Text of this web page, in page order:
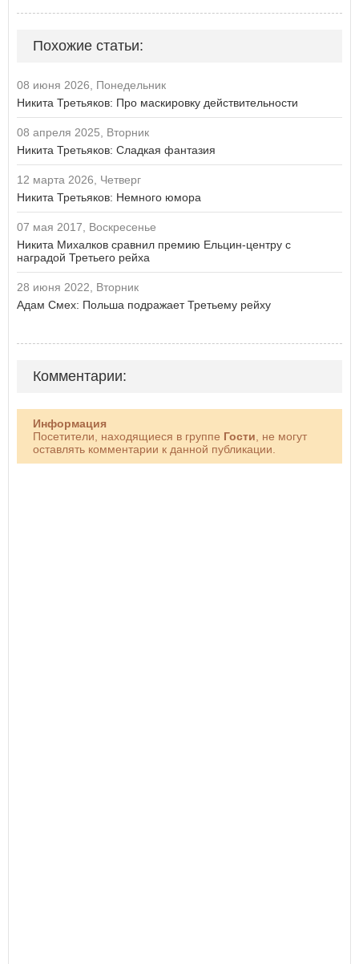
Похожие статьи:
08 июня 2026, Понедельник
Никита Третьяков: Про маскировку действительности
08 апреля 2025, Вторник
Никита Третьяков: Сладкая фантазия
12 марта 2026, Четверг
Никита Третьяков: Немного юмора
07 мая 2017, Воскресенье
Никита Михалков сравнил премию Ельцин-центру с
наградой Третьего рейха
28 июня 2022, Вторник
Адам Смех: Польша подражает Третьему рейху
Комментарии:
Информация
Посетители, находящиеся в группе Гости , не могут
оставлять комментарии к данной публикации.